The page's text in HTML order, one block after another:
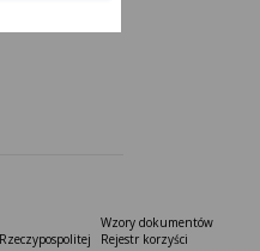
Wzory dokumentów
Rejestr korzyści